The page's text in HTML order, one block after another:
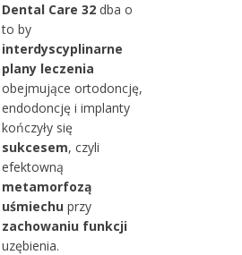
Dental Care 32dba o
to by
interdyscyplinarne
plany leczenia
obejmujące ortodoncję,
endodoncję i implanty
kończyły się
sukcesem, czyli
efektowną
metamorfozą
uśmiechuprzy
zachowaniu funkcji
uzębienia.